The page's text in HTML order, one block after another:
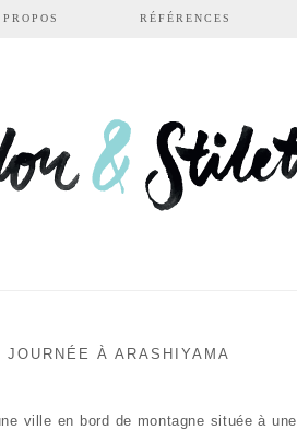
PROPOS RÉFÉRENCES
À ARASHIYAMA
ville en bord de montagne située à une